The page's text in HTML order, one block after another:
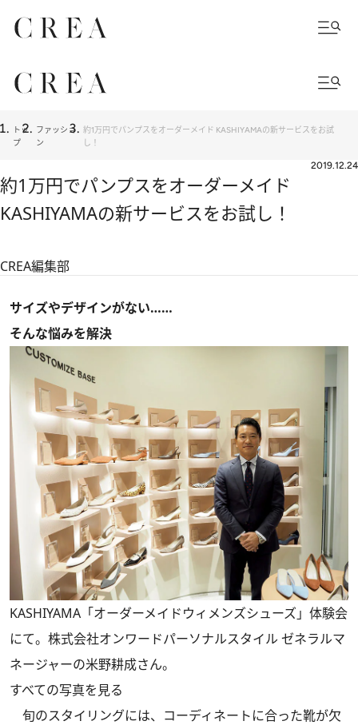
トッ
プ
ファッショ
ン
約1万円でパンプスをオーダーメイド KASHIYAMAの新サービスをお試
し！
2019.12.24
約1万円でパンプスをオーダーメイド
KASHIYAMAの新サービスをお試し！
CREA編集部
サイズやデザインがない……
そんな悩みを解決
KASHIYAMA「オーダーメイドウィメンズシューズ」体験会
にて。株式会社オンワードパーソナルスタイル ゼネラルマ
ネージャーの米野耕成さん。
すべての写真を見る
旬のスタイリングには、コーディネートに合った靴が欠